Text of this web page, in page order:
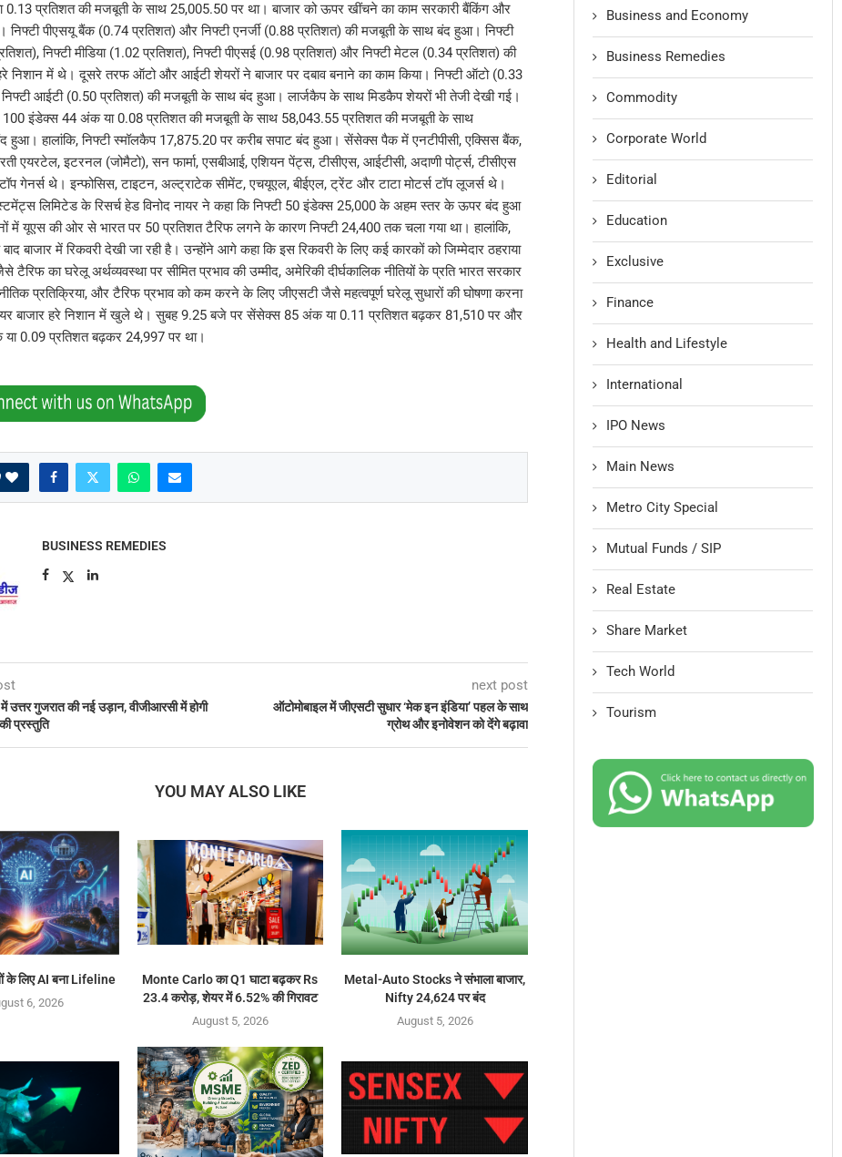
प्रतिशत की मजबूती के साथ 25,005.50 पर था। बाजार को ऊपर खींचने का काम सरकारी बैंकिंग और
निफ्टी पीएसयू बैंक (0.74 प्रतिशत) और निफ्टी एनर्जी (0.88 प्रतिशत) की मजबूती के साथ बंद हुआ। निफ्टी
निफ्टी मीडिया (1.02 प्रतिशत), निफ्टी पीएसई (0.98 प्रतिशत) और निफ्टी मेटल (0.34 प्रतिशत) की
निशान में थे। दूसरे तरफ ऑटो और आईटी शेयरों ने बाजार पर दबाव बनाने का काम किया। निफ्टी ऑटो (0.33
आईटी (0.50 प्रतिशत) की मजबूती के साथ बंद हुआ। लार्जकैप के साथ मिडकैप शेयरों भी तेजी देखी गई।
100 इंडेक्स 44 अंक या 0.08 प्रतिशत की मजबूती के साथ 58,043.55 प्रतिशत की मजबूती के साथ
हुआ। हालांकि, निफ्टी स्मॉलकैप 17,875.20 पर करीब सपाट बंद हुआ। सेंसेक्स पैक में एनटीपीसी, एक्सिस बैंक,
एयरटेल, इटरनल (जोमैटो), सन फार्मा, एसबीआई, एशियन पेंट्स, टीसीएस, आईटीसी, अदाणी पोर्ट्स, टीसीएस
गेनर्स थे। इन्फोसिस, टाइटन, अल्ट्राटेक सीमेंट, एचयूएल, बीईएल, ट्रेंट और टाटा मोटर्स टॉप लूजर्स थे।
लिमिटेड के रिसर्च हेड विनोद नायर ने कहा कि निफ्टी 50 इंडेक्स 25,000 के अहम स्तर के ऊपर बंद हुआ
में यूएस की ओर से भारत पर 50 प्रतिशत टैरिफ लगने के कारण निफ्टी 24,400 तक चला गया था। हालांकि,
बाजार में रिकवरी देखी जा रही है। उन्होंने आगे कहा कि इस रिकवरी के लिए कई कारकों को जिम्मेदार ठहराया
टैरिफ का घरेलू अर्थव्यवस्था पर सीमित प्रभाव की उम्मीद, अमेरिकी दीर्घकालिक नीतियों के प्रति भारत सरकार
प्रतिक्रिया, और टैरिफ प्रभाव को कम करने के लिए जीएसटी जैसे महत्वपूर्ण घरेलू सुधारों की घोषणा करना
बाजार हरे निशान में खुले थे। सुबह 9.25 बजे पर सेंसेक्स 85 अंक या 0.11 प्रतिशत बढ़कर 81,510 पर और
या 0.09 प्रतिशत बढ़कर 24,997 पर था।
BUSINESS REMEDIES
उत्तर गुजरात की नई उड़ान, वीजीआरसी में होगी
प्रस्तुति
next post
ऑटोमोबाइल में जीएसटी सुधार ‘मेक इन इंडिया’ पहल के साथ
ग्रोथ और इनोवेशन को देंगे बढ़ावा
YOU MAY ALSO LIKE
के लिए AI बना Lifeline
6, 2026
Monte Carlo का Q1 घाटा बढ़कर Rs
23.4 करोड़, शेयर में 6.52% की गिरावट
August 5, 2026
Metal-Auto Stocks ने संभाला बाजार,
Nifty 24,624 पर बंद
August 5, 2026
Business and Economy
Business Remedies
Commodity
Corporate World
Editorial
Education
Exclusive
Finance
Health and Lifestyle
International
IPO News
Main News
Metro City Special
Mutual Funds / SIP
Real Estate
Share Market
Tech World
Tourism